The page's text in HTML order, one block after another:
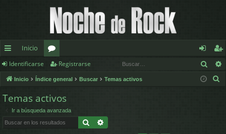
nl
ac
es
Inicio
or
os
de
nt
eg
ist
Identificarse Registrarse
Inicio Índice general Buscar Temas activos
Temas activos
Ir a búsqueda avanzada
Buscar